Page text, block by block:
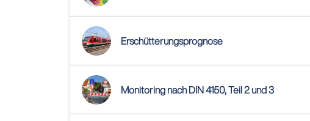
Erschütterungsprognose
Monitoring nach DIN 4150, Teil 2 und 3